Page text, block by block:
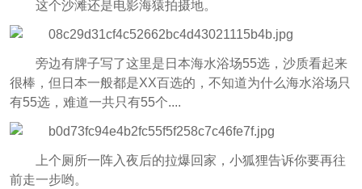
这个沙滩还是电影海猿拍摄地。
旁边有牌子写了这里是日本海水浴场55选，沙质看起来
很棒，但日本一般都是XX百选的，不知道为什么海水浴场只
有55选，难道一共只有55个....
上个厕所一阵入夜后的拉爆回家，小狐狸告诉你要再往
前走一步哟。